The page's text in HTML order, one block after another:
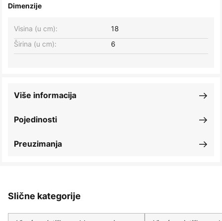
Dimenzije
Širina (u cm): 6
Visina (u cm): 18
Pojedinosti
Više informacija
Preuzimanja
Slične kategorije